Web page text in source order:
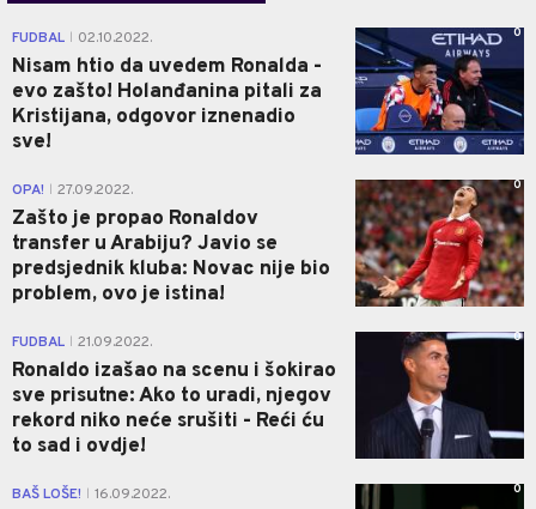
FUDBAL 02.10.2022.
Nisam htio da uvedem Ronalda -
evo zašto! Holanđanina pitali za
Kristijana, odgovor iznenadio
sve!
0
OPA! 27.09.2022.
Zašto je propao Ronaldov
transfer u Arabiju? Javio se
predsjednik kluba: Novac nije bio
problem, ovo je istina!
0
FUDBAL 21.09.2022.
Ronaldo izašao na scenu i šokirao
sve prisutne: Ako to uradi, njegov
rekord niko neće srušiti - Reći ću
to sad i ovdje!
0
BAŠ LOŠE! 16.09.2022. 0